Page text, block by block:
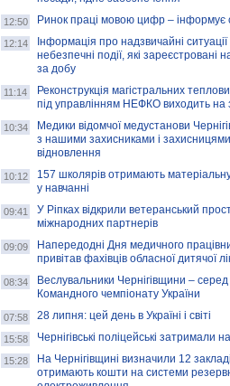
12:50 Ринок праці мовою цифр – інформує
12:14
Інформація про надзвичайні ситуації
небезпечні події, які зареєстровані
за добу
11:14
Реконструкція магістральних
під управлінням НЕФКО виходить
10:34
Медики відомчої медустанови
з нашими захисниками і
відновлення
10:12
157 школярів отримають
у навчанні
09:41
У Ріпках відкрили ветеранський
міжнародних партнерів
09:09
Напередодні Дня медичного
привітав фахівців обласної дитячої
08:34
Веслувальники Чернігівщини –
Командного чемпіонату України
07:58 28 липня: цей день в Україні і світі
15:58 Чернігівські поліцейські затримали
15:28
На Чернігівщині визначили 12
отримають кошти на системи